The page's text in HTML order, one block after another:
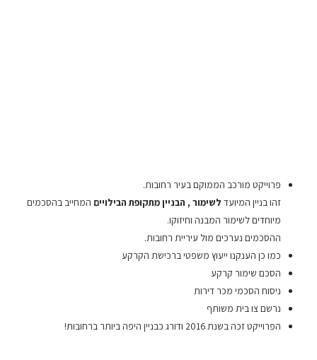
פרוייקט מורכב הממוקם בעיר רחובות.
זהו בניין המיועד לשימור , הבניין מתקופת הבילויים המחייב בהסכמים
מיוחדים לשימור המבנה וחיזוקו.
ההסכמים נערכים מול עיריית רחובות.
כמו כן הענקנו ייעוץ משפטי ברכישת הקרקע
הסכם שימור קרקע
ניסוח הסכמי מכר דירות
נרשם צו בית משותף
הפרוייקט זכה בשנת 2016 ודורג כבניין היפה ביותר ברחובות!